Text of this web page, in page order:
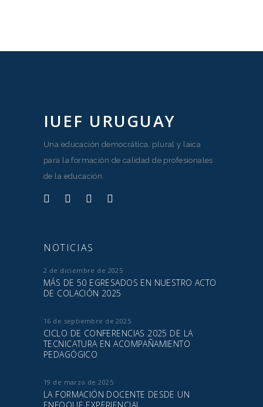
IUEF URUGUAY
Una educación democrática, plural y laica
para la formación de calidad de profesionales
de la educación.
NOTICIAS
2 de diciembre de 2025
MÁS DE 50 EGRESADOS EN NUESTRO ACTO
DE COLACIÓN 2025
16 de septiembre de 2025
CICLO DE CONFERENCIAS 2025 DE LA
TECNICATURA EN ACOMPAÑAMIENTO
PEDAGÓGICO
19 de marzo de 2025
LA FORMACIÓN DOCENTE DESDE UN